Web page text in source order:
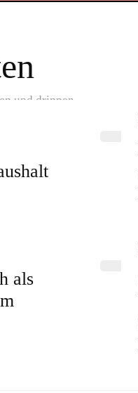
und drinnen
als